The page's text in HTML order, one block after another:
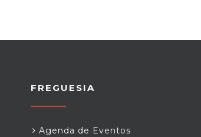
FREGUESIA
Agenda de Eventos